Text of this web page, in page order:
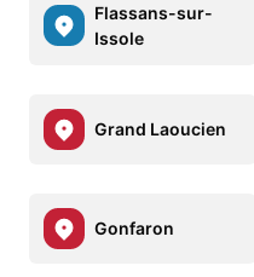
Flassans-sur-
Issole
Grand Laoucien
Gonfaron